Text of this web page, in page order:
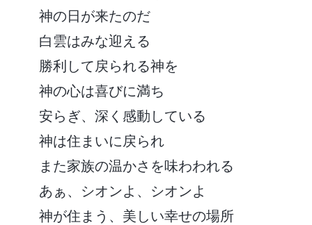
神の日が来たのだ
白雲はみな迎える
勝利して戻られる神を
神の心は喜びに満ち
安らぎ、深く感動している
神は住まいに戻られ
また家族の温かさを味わわれる
あぁ、シオンよ、シオンよ
神が住まう、美しい幸せの場所